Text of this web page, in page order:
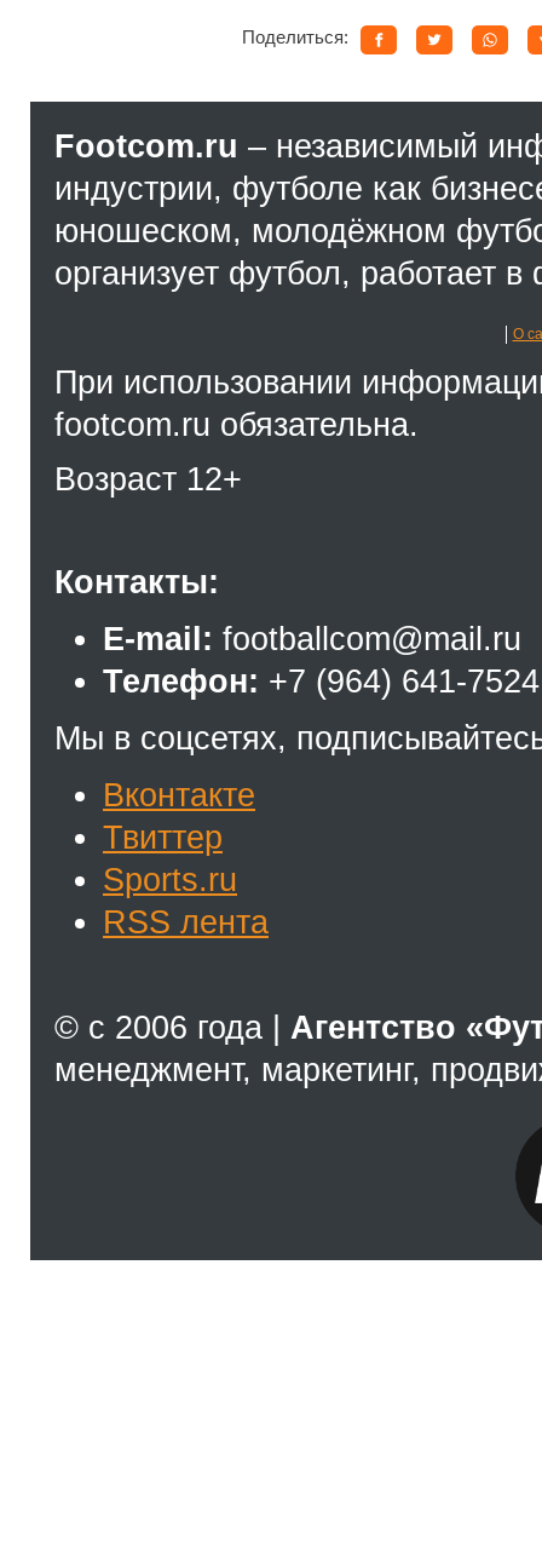
Поделиться:
Footcom.ru – независимый
индустрии, футболе как
юношеском, молодёжном
организует футбол, работает
О
При использовании
footcom.ru обязательна.
Возраст 12+
Контакты:
E-mail: footballcom@mail.ru
Телефон: +7 (964) 641-7524
Мы в соцсетях,
Вконтакте
Твиттер
Sports.ru
RSS лента
© с 2006 года | Агентство
менеджмент, маркетинг,